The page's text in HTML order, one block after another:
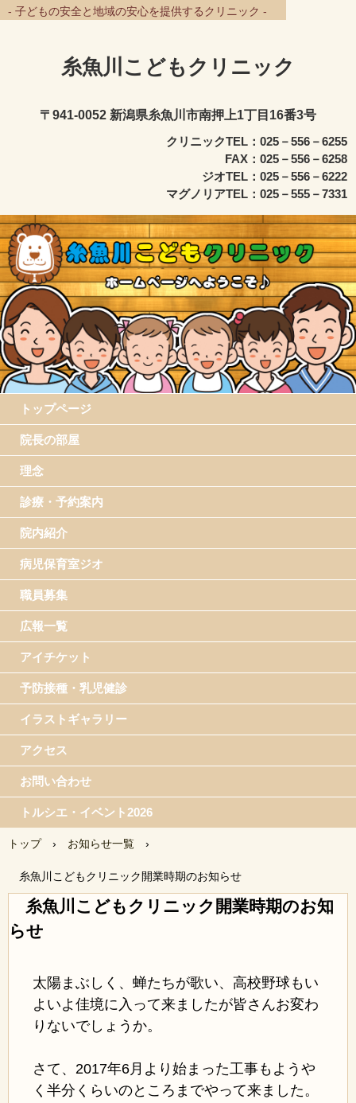
- 子どもの安全と地域の安心を提供するクリニック -
糸魚川こどもクリニック
〒941-0052 新潟県糸魚川市南押上1丁目16番3号
クリニックTEL：025－556－6255
FAX：025－556－6258
ジオTEL：025－556－6222
マグノリアTEL：025－555－7331
トップページ
院長の部屋
理念
診療・予約案内
院内紹介
病児保育室ジオ
職員募集
広報一覧
アイチケット
予防接種・乳児健診
イラストギャラリー
アクセス
お問い合わせ
トルシエ・イベント2026
トップ › お知らせ一覧 ›
糸魚川こどもクリニック開業時期のお知らせ
糸魚川こどもクリニック開業時期のお知
らせ
太陽まぶしく、蝉たちが歌い、高校野球もい
よいよ佳境に入って来ましたが皆さんお変わ
りないでしょうか。
さて、2017年6月より始まった工事もようや
く半分くらいのところまでやって来ました。